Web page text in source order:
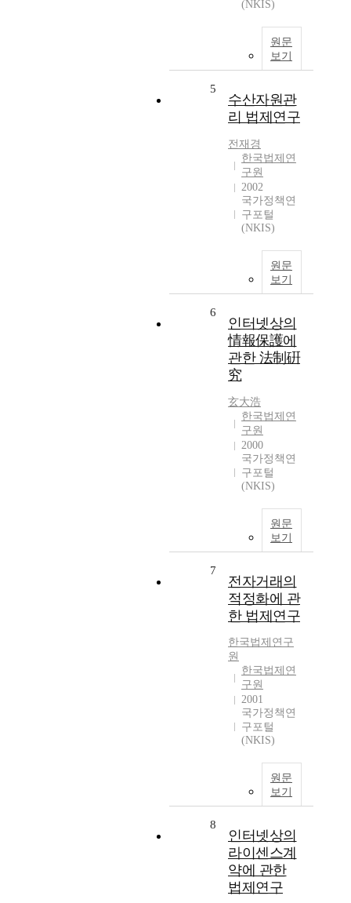
(NKIS)
원문
보기
5
수산자원관
리 법제연구
전재경
한국법제연
구원
2002
국가정책연
구포털
(NKIS)
원문
보기
6
인터넷상의
情報保護에
관한 法制硏
究
玄大浩
한국법제연
구원
2000
국가정책연
구포털
(NKIS)
원문
보기
7
전자거래의
적정화에 관
한 법제연구
한국법제연구
원
한국법제연
구원
2001
국가정책연
구포털
(NKIS)
원문
보기
8
인터넷상의
라이센스계
약에 관한
법제연구